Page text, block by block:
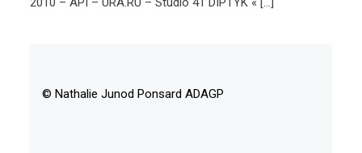
© Nathalie Junod Ponsard ADAGP